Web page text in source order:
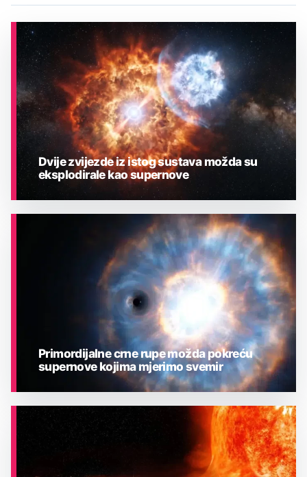
Dvije zvijezde iz istog sustava možda su
eksplodirale kao supernove
Primordijalne crne rupe možda pokreću
supernove kojima mjerimo svemir